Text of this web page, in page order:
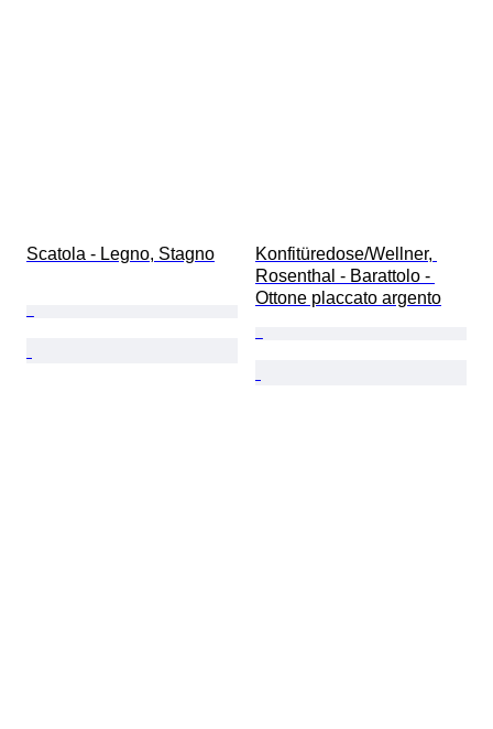
Scatola - Legno, Stagno
Konfitüredose/Wellner,
Rosenthal - Barattolo -
Ottone placcato argento